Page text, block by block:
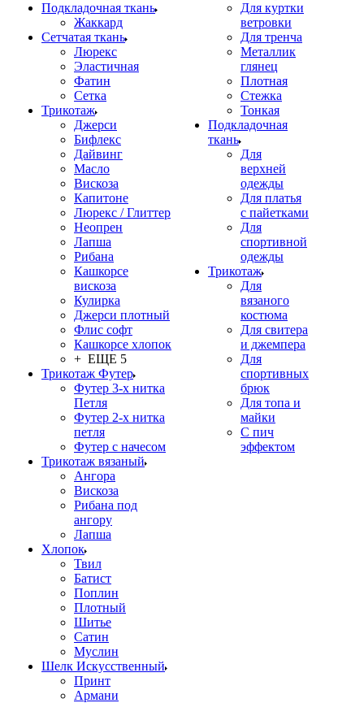
Подкладочная ткань
Жаккард
Сетчатая ткань
Люрекс
Эластичная
Фатин
Сетка
Трикотаж
Джерси
Бифлекс
Дайвинг
Масло
Вискоза
Капитоне
Люрекс / Глиттер
Неопрен
Лапша
Рибана
Кашкорсе
вискоза
Кулирка
Джерси плотный
Флис софт
Кашкорсе хлопок
+ ЕЩЕ 5
Трикотаж Футер
Футер 3-х нитка
Петля
Футер 2-х нитка
петля
Футер с начесом
Трикотаж вязаный
Ангора
Вискоза
Рибана под
ангору
Лапша
Хлопок
Твил
Батист
Поплин
Плотный
Шитье
Сатин
Муслин
Шелк Искусственный
Принт
Армани
Для куртки
ветровки
Для тренча
Металлик
глянец
Плотная
Стежка
Тонкая
Подкладочная
ткань
Для
верхней
одежды
Для платья
с пайетками
Для
спортивной
одежды
Трикотаж
Для
вязаного
костюма
Для свитера
и джемпера
Для
спортивных
брюк
Для топа и
майки
С пич
эффектом